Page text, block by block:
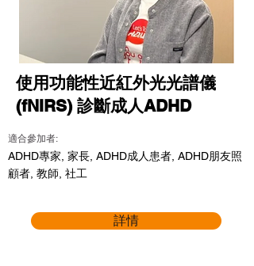
使用功能性近紅外光光譜儀
(fNIRS) 診斷成人ADHD
適合參加者:
ADHD專家, 家長, ADHD成人患者, ADHD朋友照
顧者, 教師, 社工
詳情